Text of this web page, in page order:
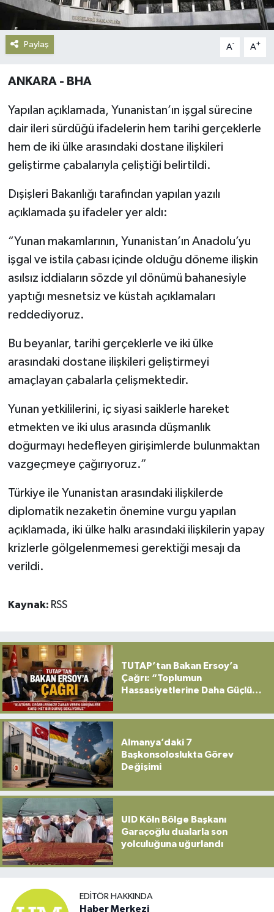
Paylaş A- A+
ANKARA - BHA
Yapılan açıklamada, Yunanistan’ın işgal sürecine
dair ileri sürdüğü ifadelerin hem tarihi gerçeklerle
hem de iki ülke arasındaki dostane ilişkileri
geliştirme çabalarıyla çeliştiği belirtildi.
Dışişleri Bakanlığı tarafından yapılan yazılı
açıklamada şu ifadeler yer aldı:
“Yunan makamlarının, Yunanistan’ın Anadolu’yu
işgal ve istila çabası içinde olduğu döneme ilişkin
asılsız iddiaların sözde yıl dönümü bahanesiyle
yaptığı mesnetsiz ve küstah açıklamaları
reddediyoruz.
Bu beyanlar, tarihi gerçeklerle ve iki ülke
arasındaki dostane ilişkileri geliştirmeyi
amaçlayan çabalarla çelişmektedir.
Yunan yetkililerini, iç siyasi saiklerle hareket
etmekten ve iki ulus arasında düşmanlık
doğurmayı hedefleyen girişimlerde bulunmaktan
vazgeçmeye çağırıyoruz.”
Türkiye ile Yunanistan arasındaki ilişkilerde
diplomatik nezaketin önemine vurgu yapılan
açıklamada, iki ülke halkı arasındaki ilişkilerin yapay
krizlerle gölgelenmemesi gerektiği mesajı da
verildi.
Kaynak: RSS
TUTAP’tan Bakan Ersoy’a
Çağrı: “Toplumun
Hassasiyetlerine Daha Güçlü
Almanya’daki 7
Başkonsoloslukta Görev
Değişimi
UID Köln Bölge Başkanı
Garaçoğlu dualarla son
yolculuğuna uğurlandı
EDITÖR HAKKINDA
Haber Merkezi
Sağlık
Siyaset
Spor
Yerel